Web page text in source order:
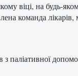
віці, на будь-
команда
з паліативної